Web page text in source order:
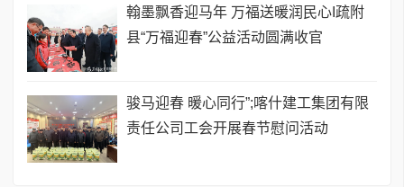
翰墨飘香迎马年 万福送暖润民心I疏附
县“万福迎春”公益活动圆满收官
骏马迎春 暖心同行”;喀什建工集团有限
责任公司工会开展春节慰问活动